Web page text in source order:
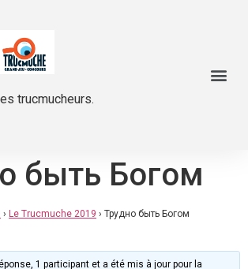
trucmucheurs.
быть Богом
› Le Trucmuche 2019 › Трудно быть Богом
1 participant et a été mis à jour pour la